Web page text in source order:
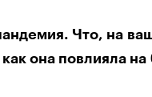
Что, на
она повлияла